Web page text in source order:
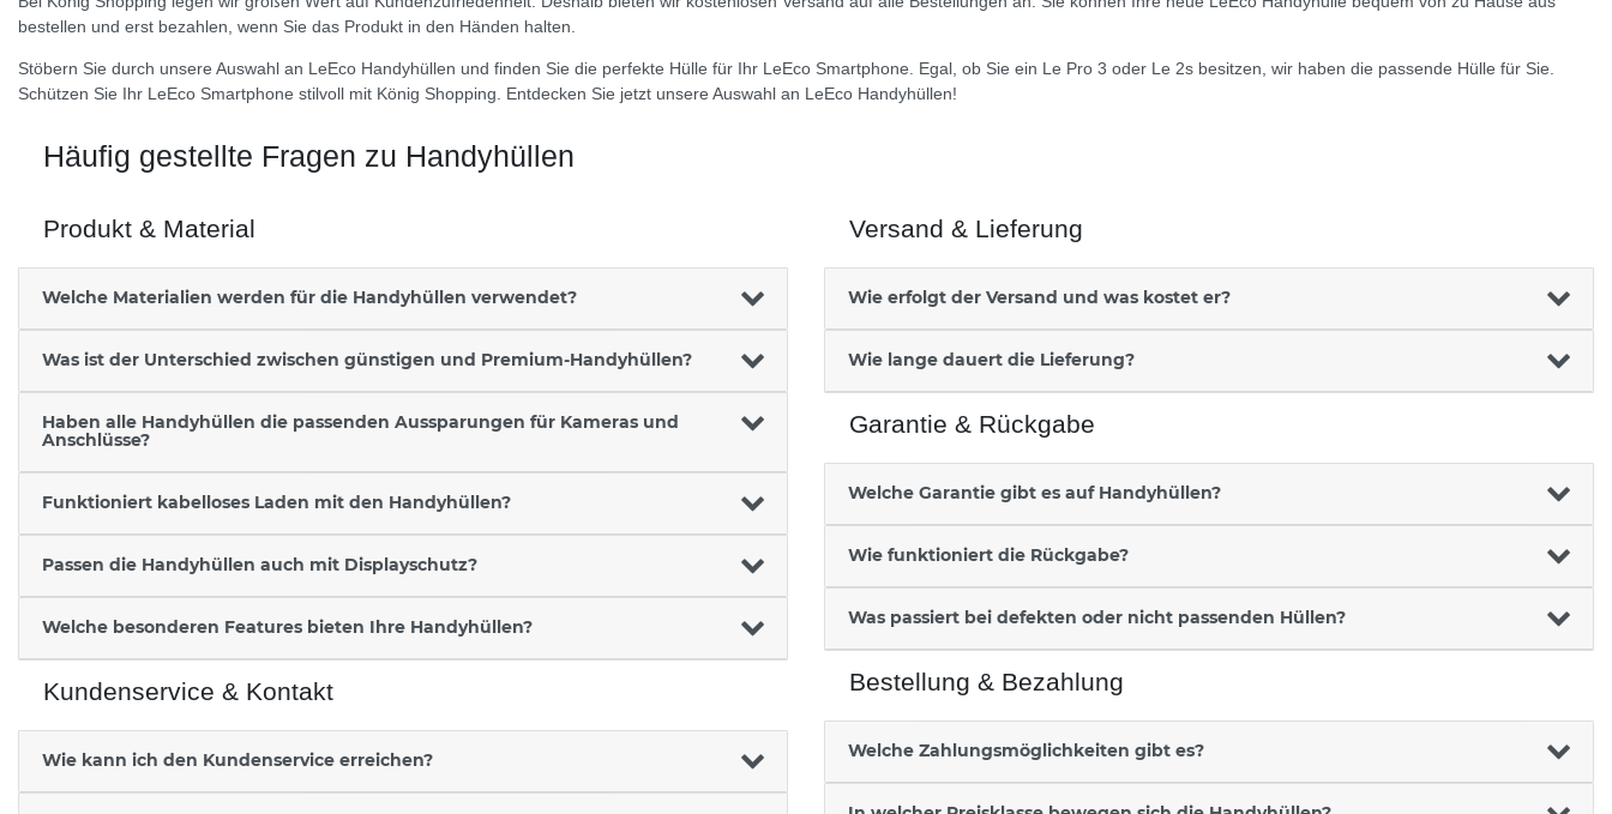
bestellen und erst bezahlen, wenn Sie das Produkt in den Händen halten.
Stöbern Sie durch unsere Auswahl an LeEco Handyhüllen und finden Sie die perfekte Hülle für Ihr LeEco Smartphone. Egal, ob Sie ein Le Pro 3 oder Le 2s besitzen, wir haben die passende Hülle für Sie.
Schützen Sie Ihr LeEco Smartphone stilvoll mit König Shopping. Entdecken Sie jetzt unsere Auswahl an LeEco Handyhüllen!
Häufig gestellte Fragen zu Handyhüllen
Produkt & Material
Welche Materialien werden für die Handyhüllen verwendet?
Was ist der Unterschied zwischen günstigen und Premium-Handyhüllen?
Haben alle Handyhüllen die passenden Aussparungen für Kameras und
Anschlüsse?
Funktioniert kabelloses Laden mit den Handyhüllen?
Passen die Handyhüllen auch mit Displayschutz?
Welche besonderen Features bieten Ihre Handyhüllen?
Kundenservice & Kontakt
Wie kann ich den Kundenservice erreichen?
Versand & Lieferung
Wie erfolgt der Versand und was kostet er?
Wie lange dauert die Lieferung?
Garantie & Rückgabe
Welche Garantie gibt es auf Handyhüllen?
Wie funktioniert die Rückgabe?
Was passiert bei defekten oder nicht passenden Hüllen?
Bestellung & Bezahlung
Welche Zahlungsmöglichkeiten gibt es?